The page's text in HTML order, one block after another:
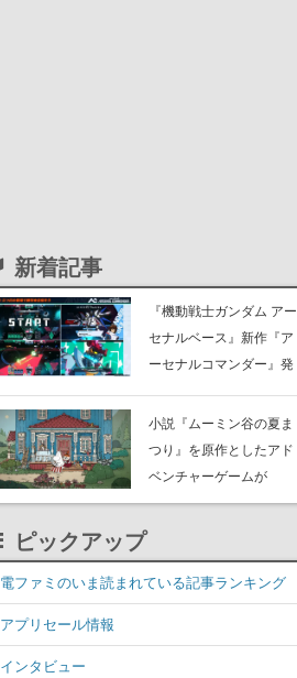
新着記事
『機動戦士ガンダム アー
セナルベース』新作『ア
ーセナルコマンダー』発
小説『ムーミン谷の夏ま
つり』を原作としたアド
ベンチャーゲームが
Switch、Switch 2、
トの雰囲気が良すぎる最
新映像も公開
ピックアップ
電ファミのいま読まれている記事ランキング
アプリセール情報
インタビュー